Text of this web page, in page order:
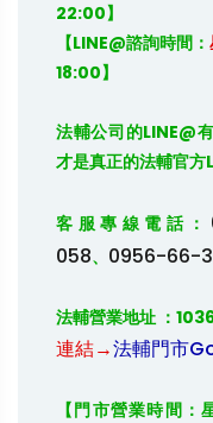
22:00】
【LINE@諮詢時間：
18:00】
法輔公司的LINE@
才是真正的法輔官方
客服專線電話：
058、 0956-66-
連結→法輔門市
【門市營業時間